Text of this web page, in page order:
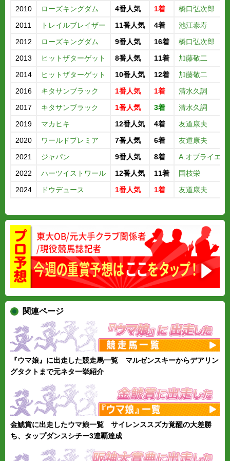
2010
ローズキングダム 4番人気 1着
橋口弘次郎
2011
トレイルブレイザー 11番人気 4着
池江泰寿
2012
ローズキングダム 9番人気 16着
橋口弘次郎
2013
ヒットザターゲット 8番人気 11着
加藤敬二
2014
ヒットザターゲット 10番人気 12着
加藤敬二
2016
キタサンブラック 1番人気 1着
清水久詞
2017
キタサンブラック 1番人気 3着
清水久詞
2019
マカヒキ 12番人気 4着
友道康夫
2020
ワールドプレミア 7番人気 6着
友道康夫
2021
ジャパン 9番人気 8着
A.オブライエン
2022
ハーツイストワール 12番人気 11着
国枝栄
2024
ドウデュース 1番人気 1着 友道康夫
関連ページ
『ウマ娘』に出走した競走馬一覧 マルゼンスキーからデアリン
グタクトまで元ネタ一挙紹介
金鯱賞に出走したウマ娘一覧 サイレンススズカ覚醒の大差勝
ち、タップダンスシチー3連覇達成